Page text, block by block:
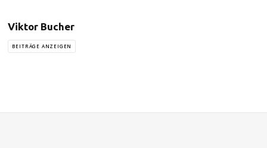
Viktor Bucher
BEITRÄGE ANZEIGEN